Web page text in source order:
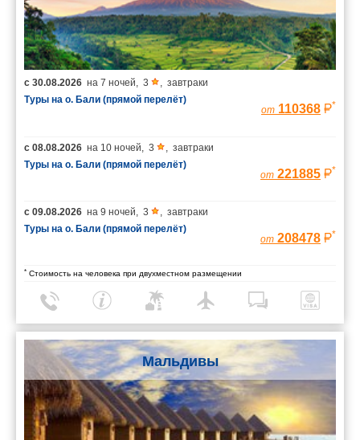
с 30.08.2026 на 7 ночей, 3 , завтраки
Туры на о. Бали (прямой перелёт)
от 110368 *
с 08.08.2026 на 10 ночей, 3 , завтраки
Туры на о. Бали (прямой перелёт)
от 221885 *
с 09.08.2026 на 9 ночей, 3 , завтраки
Туры на о. Бали (прямой перелёт)
от 208478 *
* Стоимость на человека при двухместном размещении
Мальдивы